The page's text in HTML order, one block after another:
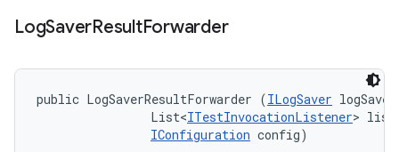
LogSaverResultForwarder
public LogSaverResultForwarder (ILogSaver
                List<
ITestInvocationListener>
IConfiguration config)